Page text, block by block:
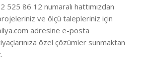
86 12 numaralı hattımızdan
ve ölçü talepleriniz için
adresine e-posta
özel çözümler sunmaktan